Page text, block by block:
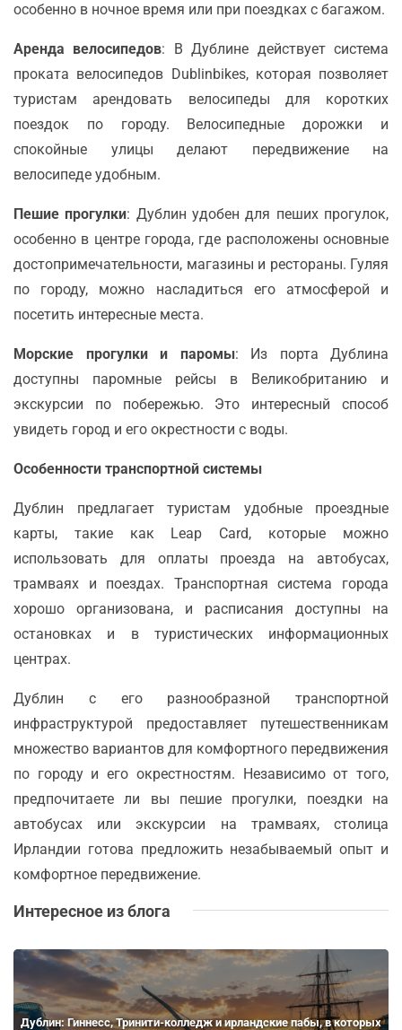
особенно в ночное время или при поездках с багажом.
Аренда велосипедов: В Дублине действует система
проката велосипедов Dublinbikes, которая позволяет
туристам арендовать велосипеды для коротких
поездок по городу. Велосипедные дорожки и
спокойные улицы делают передвижение на
велосипеде удобным.
Пешие прогулки: Дублин удобен для пеших прогулок,
особенно в центре города, где расположены основные
достопримечательности, магазины и рестораны. Гуляя
по городу, можно насладиться его атмосферой и
посетить интересные места.
Морские прогулки и паромы: Из порта Дублина
доступны паромные рейсы в Великобританию и
экскурсии по побережью. Это интересный способ
увидеть город и его окрестности с воды.
Особенности транспортной системы
Дублин предлагает туристам удобные проездные
карты, такие как Leap Card, которые можно
использовать для оплаты проезда на автобусах,
трамваях и поездах. Транспортная система города
хорошо организована, и расписания доступны на
остановках и в туристических информационных
центрах.
Дублин с его разнообразной транспортной
инфраструктурой предоставляет путешественникам
множество вариантов для комфортного передвижения
по городу и его окрестностям. Независимо от того,
предпочитаете ли вы пешие прогулки, поездки на
автобусах или экскурсии на трамваях, столица
Ирландии готова предложить незабываемый опыт и
комфортное передвижение.
Интересное из блога
Дублин: Гиннесс, Тринити-колледж и ирландские пабы, в которых